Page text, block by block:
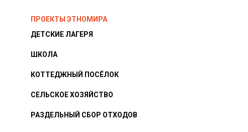
ПРОЕКТЫ ЭТНОМИРА
ДЕТСКИЕ ЛАГЕРЯ
ШКОЛА
КОТТЕДЖНЫЙ ПОСЁЛОК
СЕЛЬСКОЕ ХОЗЯЙСТВО
РАЗДЕЛЬНЫЙ СБОР ОТХОДОВ